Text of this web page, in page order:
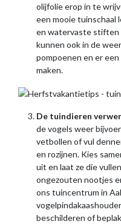
olijfolie erop in te
een mooie tuinschaal
en watervaste stiften
kunnen ook in de
pompoenen en er
maken.
De tuindieren
de vogels weer
vetbollen of vul
en rozijnen. Kies
uit en laat ze die
ongezouten nootjes
ons tuincentrum in
beschilderen of